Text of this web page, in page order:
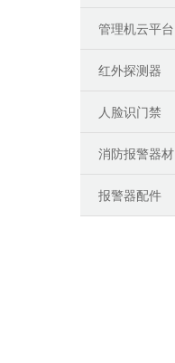
管理机云平台
红外探测器
人脸识门禁
消防报警器材
报警器配件